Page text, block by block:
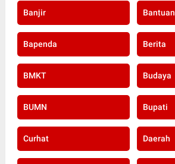
Banjir Bantuan
Bapenda Berita
BMKT Budaya
BUMN Bupati
Curhat Daerah